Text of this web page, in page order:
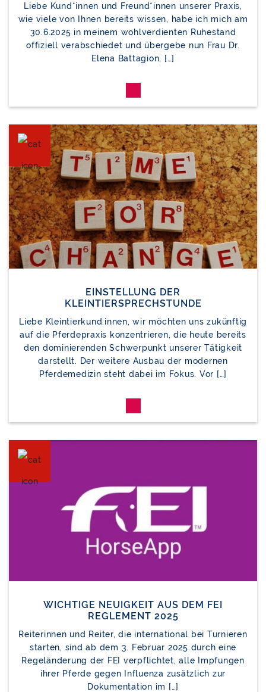
Liebe Kund*innen und Freund*innen unserer Praxis,
wie viele von Ihnen bereits wissen, habe ich mich am
30.6.2025 in meinem wohlverdienten Ruhestand
offiziell verabschiedet und übergebe nun Frau Dr.
Elena Battagion, […]
EINSTELLUNG DER
KLEINTIERSPRECHSTUNDE
Liebe Kleintierkund:innen, wir möchten uns zukünftig
auf die Pferdepraxis konzentrieren, die heute bereits
den dominierenden Schwerpunkt unserer Tätigkeit
darstellt. Der weitere Ausbau der modernen
Pferdemedizin steht dabei im Fokus. Vor […]
WICHTIGE NEUIGKEIT AUS DEM FEI
REGLEMENT 2025
Reiterinnen und Reiter, die international bei Turnieren
starten, sind ab dem 3. Februar 2025 durch eine
Regeländerung der FEI verpflichtet, alle Impfungen
ihrer Pferde gegen Influenza zusätzlich zur
Dokumentation im […]